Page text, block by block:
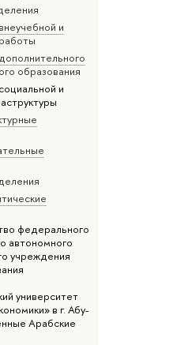
и
образования
и
федерального
автономного
учреждения
университет
в г. Абу-
Арабские